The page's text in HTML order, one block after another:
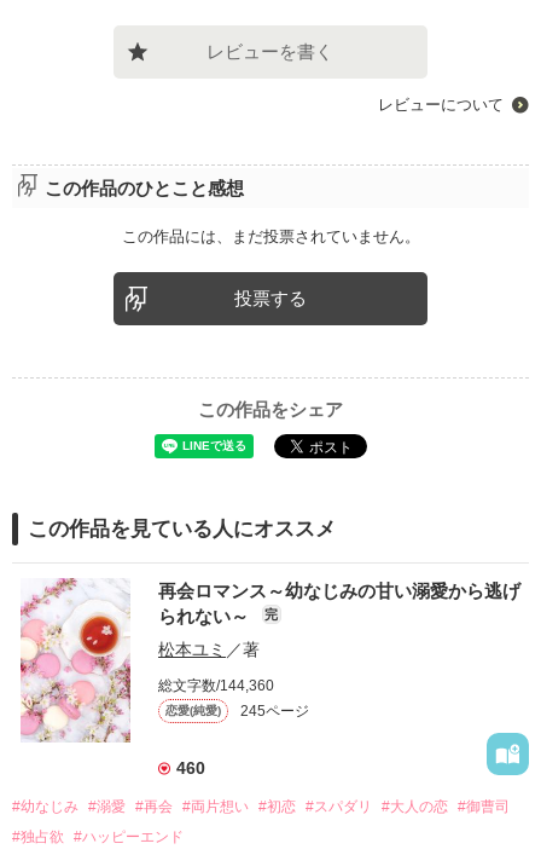
レビューを書く
レビューについて
この作品のひとこと感想
この作品には、まだ投票されていません。
投票する
この作品をシェア
この作品を見ている人にオススメ
再会ロマンス～幼なじみの甘い溺愛から逃げ
られない～
完
松本ユミ ／著
総文字数/144,360
恋愛(純愛) 245ページ
460
#幼なじみ #溺愛 #再会 #両片想い #初恋 #スパダリ #大人の恋 #御曹司
#独占欲
#ハッピーエンド